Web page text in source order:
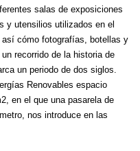
salas de exposiciones
y utensilios utilizados en el
cómo fotografías, botellas y
recorrido de la historia de
un periodo de dos siglos.
Renovables espacio
en el que una pasarela de
nos introduce en las